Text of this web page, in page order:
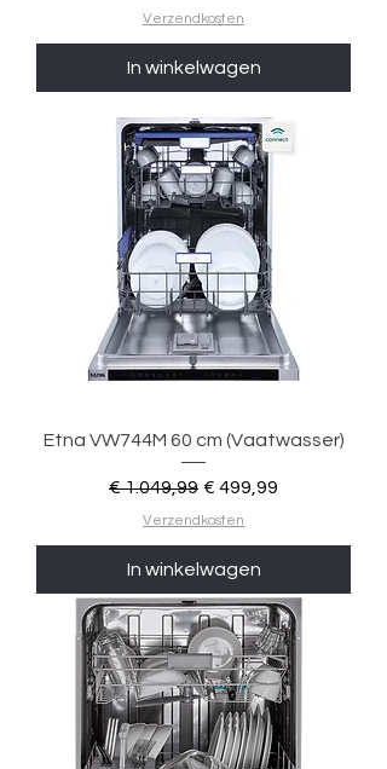
Verzendkosten
In winkelwagen
Etna VW744M 60 cm (Vaatwasser)
Normale prijs
€ 1.049,99 Verkoopprijs
€ 499,99
Verzendkosten
In winkelwagen